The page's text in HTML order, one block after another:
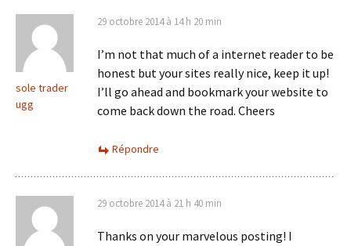
sole trader
ugg
29 octobre 2014 à 14 h 20 min
I’m not that much of a internet reader to be
honest but your sites really nice, keep it up!
I’ll go ahead and bookmark your website to
come back down the road. Cheers
Répondre
29 octobre 2014 à 21 h 40 min
Thanks on your marvelous posting! I